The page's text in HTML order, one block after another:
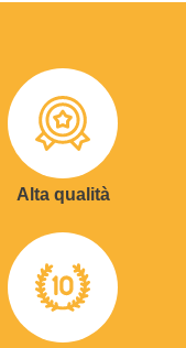
Alta qualità